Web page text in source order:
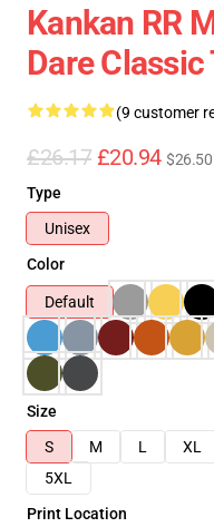
Kankan RR
Dare Classic
(9 customer
£26.17 £20.94 $26.50
Type
Unisex
Color
Default
Size
S
M L XL
5XL
Print Location